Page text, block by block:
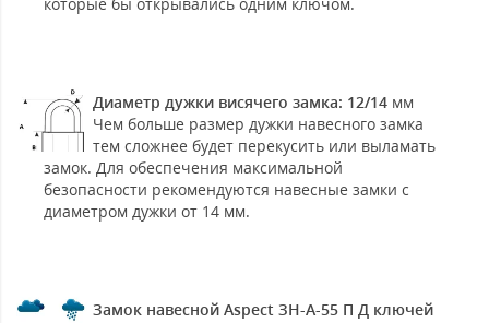
Диаметр дужки висячего замка: 12/14 мм
Чем больше размер дужки навесного замка
тем сложнее будет перекусить или выламать
замок. Для обеспечения максимальной
безопасности рекомендуются навесные замки с
диаметром дужки от 14 мм.
Замок навесной Aspect ЗН-А-55 П Д ключей